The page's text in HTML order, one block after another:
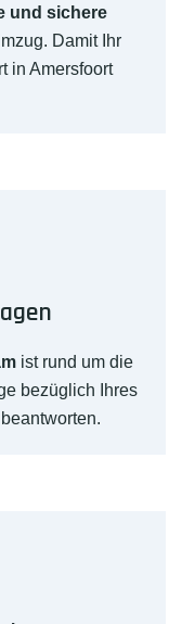
und sichere
Damit Ihr
in Amersfoort
ist rund um die
bezüglich Ihres